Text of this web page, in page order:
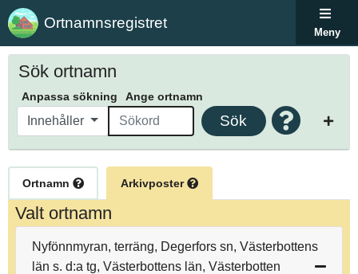
Ortnamnsregistret
Meny
Sök ortnamn
Anpassa sökning Ange ortnamn
Innehåller Sök
Ortnamn Arkivposter
Valt ortnamn
Nyfönnmyran, terräng, Degerfors sn, Västerbottens
län s. d:a tg, Västerbottens län, Västerbotten